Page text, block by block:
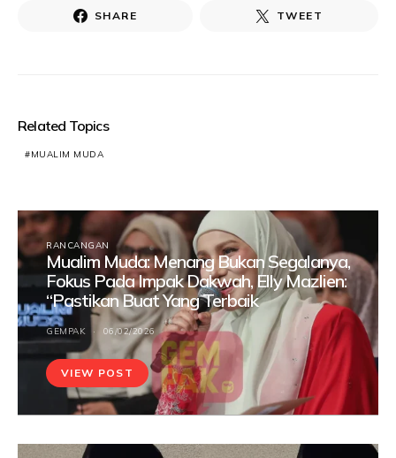
SHARE TWEET
Related Topics
MUALIM MUDA
RANCANGAN
Mualim Muda: Menang Bukan Segalanya,
Fokus Pada Impak Dakwah, Elly Mazlien:
“Pastikan Buat Yang Terbaik
GEMPAK 06/02/2026
VIEW POST